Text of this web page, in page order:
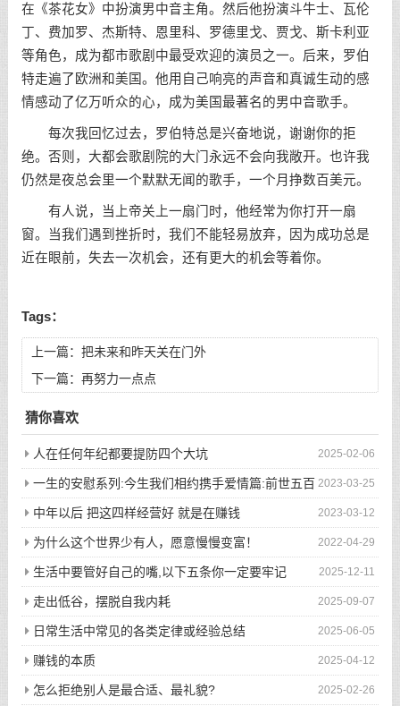
在《茶花女》中扮演男中音主角。然后他扮演斗牛士、瓦伦
丁、费加罗、杰斯特、恩里科、罗德里戈、贾戈、斯卡利亚
等角色，成为都市歌剧中最受欢迎的演员之一。后来，罗伯
特走遍了欧洲和美国。他用自己响亮的声音和真诚生动的感
情感动了亿万听众的心，成为美国最著名的男中音歌手。
每次我回忆过去，罗伯特总是兴奋地说，谢谢你的拒
绝。否则，大都会歌剧院的大门永远不会向我敞开。也许我
仍然是夜总会里一个默默无闻的歌手，一个月挣数百美元。
有人说，当上帝关上一扇门时，他经常为你打开一扇
窗。当我们遇到挫折时，我们不能轻易放弃，因为成功总是
近在眼前，失去一次机会，还有更大的机会等着你。
Tags：
上一篇： 把未来和昨天关在门外
下一篇： 再努力一点点
猜你喜欢
2025-02-06
人在任何年纪都要提防四个大坑
2023-03-25
一生的安慰系列:今生我们相约携手爱情篇:前世五百
次的回眸才换来今生的相遇
2023-03-12
中年以后 把这四样经营好 就是在赚钱
2022-04-29
为什么这个世界少有人，愿意慢慢变富！
2025-12-11
生活中要管好自己的嘴,以下五条你一定要牢记
2025-09-07
走出低谷，摆脱自我内耗
2025-06-05
日常生活中常见的各类定律或经验总结
2025-04-12
赚钱的本质
2025-02-26
怎么拒绝别人是最合适、最礼貌?